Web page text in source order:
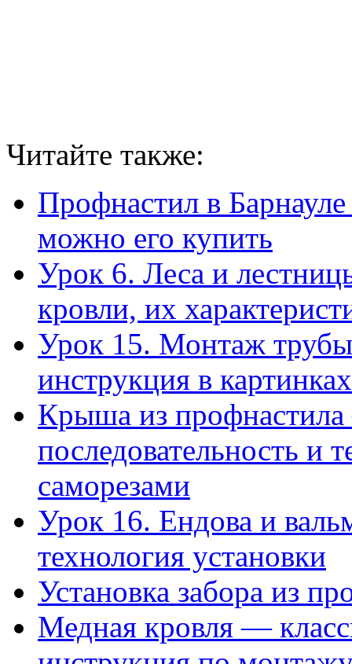
Читайте также:
Профнастил в
можно его купить
Урок 6. Леса и
кровли, их
Урок 15. Монтаж
инструкция в картинках
Крыша из
последовательность и
саморезами
Урок 16. Ендова и
технология установки
Установка забора из
Медная кровля —